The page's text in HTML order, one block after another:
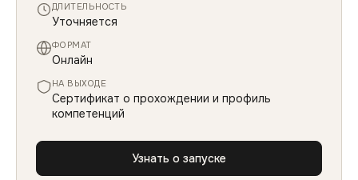
ДЛИТЕЛЬНОСТЬ
Уточняется
ФОРМАТ
Онлайн
НА ВЫХОДЕ
Сертификат о прохождении и профиль
компетенций
Узнать о запуске